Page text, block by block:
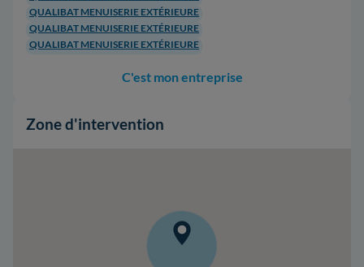
QUALIBAT MENUISERIE EXTÉRIEURE
QUALIBAT MENUISERIE EXTÉRIEURE
QUALIBAT MENUISERIE EXTÉRIEURE
C'est mon entreprise
Zone d'intervention